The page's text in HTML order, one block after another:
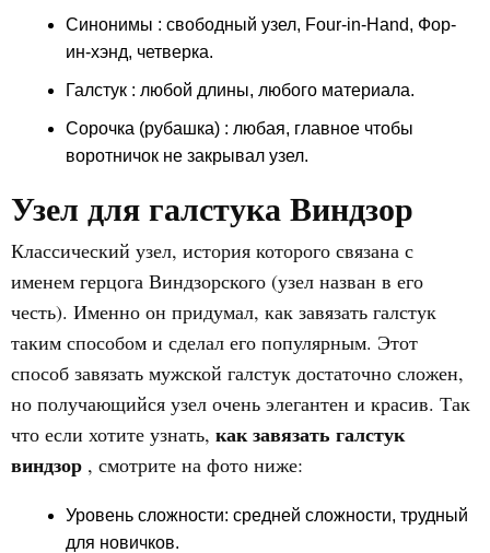
Синонимы : свободный узел, Four-in-Hand, Фор-
ин-хэнд, четверка.
Галстук : любой длины, любого материала.
Сорочка (рубашка) : любая, главное чтобы
воротничок не закрывал узел.
Узел для галстука Виндзор
Классический узел, история которого связана с
именем герцога Виндзорского (узел назван в его
честь). Именно он придумал, как завязать галстук
таким способом и сделал его популярным. Этот
способ завязать мужской галстук достаточно сложен,
но получающийся узел очень элегантен и красив. Так
что если хотите узнать, как завязать галстук
виндзор , смотрите на фото ниже:
Уровень сложности: средней сложности, трудный
для новичков.